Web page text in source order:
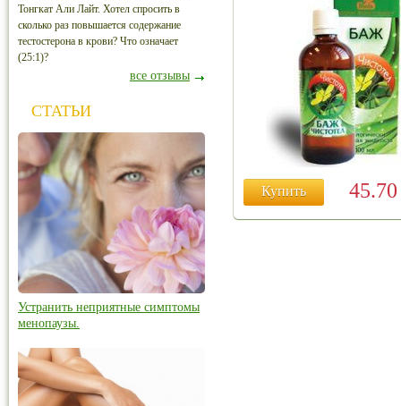
Купить
Тонгкат Али Лайт. Хотел спросить в
сколько раз повышается содержание
тестостерона в крови? Что означает
(25:1)?
все отзывы
СТАТЬИ
Устранить неприятные симптомы
менопаузы.